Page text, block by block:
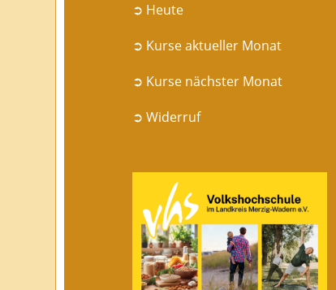
➲ Heute
➲ Kurse aktueller Monat
➲ Kurse nächster Monat
➲ Widerruf